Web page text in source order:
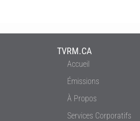
TVRM.CA
Accueil
Émissions
À Propos
Services Corporatifs